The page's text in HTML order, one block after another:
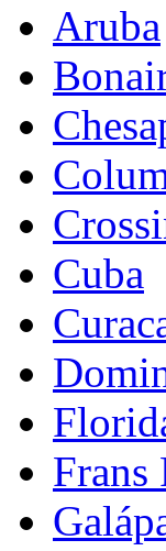
Aruba
Cuba
Frans